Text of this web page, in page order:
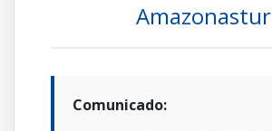
Amazonastur
Comunicado: